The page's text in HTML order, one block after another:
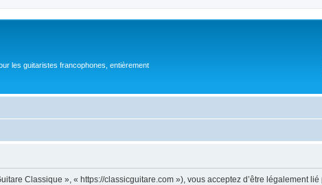
les guitaristes francophones, entièrement
Classique », « https://classicguitare.com »), vous acceptez d’être légalement